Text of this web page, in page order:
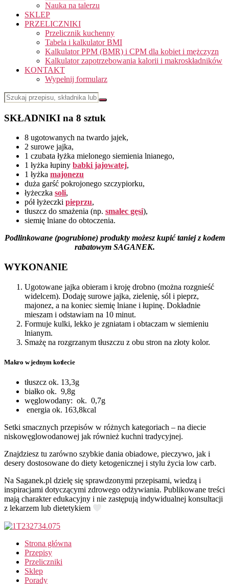
Nauka na talerzu
SKLEP
PRZELICZNIKI
Przelicznik kuchenny
Tabela i kalkulator BMI
Kalkulator PPM (BMR) i CPM dla kobiet i mężczyzn
Kalkulator zapotrzebowania kalorii i makroskładników
KONTAKT
Wypełnij formularz
SKŁADNIKI na 8 sztuk
8 ugotowanych na twardo jajek,
2 surowe jajka,
1 czubata łyżka mielonego siemienia lnianego,
1 łyżka łupiny babki jajowatej,
1 łyżka majonezu
duża garść pokrojonego szczypiorku,
łyżeczka soli,
pół łyżeczki pieprzu,
tłuszcz do smażenia (np. smalec gęsi),
siemię lniane do obtoczenia.
Podlinkowane (pogrubione) produkty możesz kupić taniej z kodem
rabatowym SAGANEK.
WYKONANIE
Ugotowane jajka obieram i kroję drobno (można rozgnieść
widelcem). Dodaję surowe jajka, zielenię, sól i pieprz,
majonez, a na koniec siemię lniane i łupinę. Dokładnie
mieszam i odstawiam na 10 minut.
Formuje kulki, lekko je zgniatam i obtaczam w siemieniu
lnianym.
Smażę na rozgrzanym tłuszczu z obu stron na złoty kolor.
Makro w jednym kotlecie
tłuszcz ok. 13,3g
białko ok. 9,8g
węglowodany: ok. 0,7g
energia ok. 163,8kcal
Setki smacznych przepisów w różnych kategoriach – na diecie
niskowęglowodanowej jak również kuchni tradycyjnej.
Znajdziesz tu zarówno szybkie dania obiadowe, pieczywo, jak i
desery dostosowane do diety ketogenicznej i stylu życia low carb.
Na Saganek.pl dzielę się sprawdzonymi przepisami, wiedzą i
inspiracjami dotyczącymi zdrowego odżywiania. Publikowane treści
mają charakter edukacyjny i nie zastępują indywidualnej konsultacji
z lekarzem lub dietetykiem
Strona główna
Przepisy
Przeliczniki
Sklep
Porady